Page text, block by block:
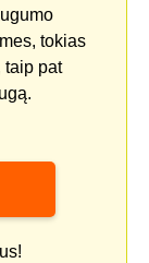
tokias
taip pat